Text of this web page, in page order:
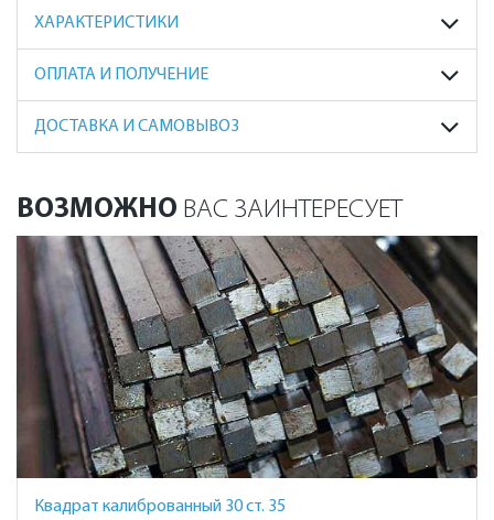
ХАРАКТЕРИСТИКИ
ОПЛАТА И ПОЛУЧЕНИЕ
ДОСТАВКА И САМОВЫВОЗ
ВОЗМОЖНО ВАС ЗАИНТЕРЕСУЕТ
Квадрат калиброванный 30 ст. 35